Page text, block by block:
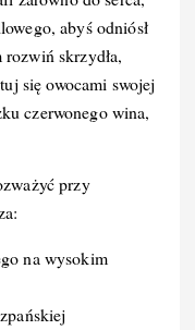
abyś odniósł
skrzydła,
się owocami swojej
czerwonego wina,
przy
na wysokim